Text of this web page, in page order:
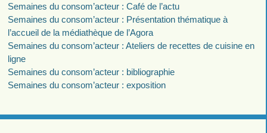
Semaines du consom’acteur : Café de l’actu
Semaines du consom’acteur : Présentation thématique à
l’accueil de la médiathèque de l’Agora
Semaines du consom’acteur : Ateliers de recettes de cuisine en
ligne
Semaines du consom’acteur : bibliographie
Semaines du consom’acteur : exposition